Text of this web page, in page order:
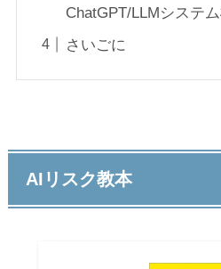
ChatGPT/LLMシステ
さいごに
AIリスク教本